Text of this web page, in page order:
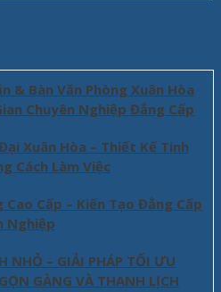
& Bàn Văn Phòng Xuân Hòa
Chuyên Nghiệp Đẳng Cấp
Xuân Hòa – Thiết Kế Tinh
Cách Làm Việc
Cao Cấp – Kiến Tạo Đẳng Cấp
Nghiệp
NHỎ – GIẢI PHÁP TỐI ƯU
GÀNG VÀ THANH LỊCH